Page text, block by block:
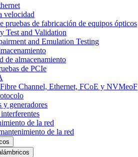
velocidad
pruebas de fabricación de equipos ópticos
Test and Validation
and Emulation Testing
de almacenamiento
de PCIe
Channel, Ethernet, FCoE y NVMeoF
y generadores
de la red
de la red